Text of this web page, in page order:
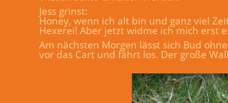
Jess grinst:
Honey, wenn ich alt bin und ganz viel
Hexerei! Aber jetzt widme ich mich erst
Am nächsten Morgen lässt sich Bud
vor das Cart und fährt los. Der große